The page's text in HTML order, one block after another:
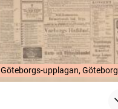
Göteborgs-upplagan, Göteborg